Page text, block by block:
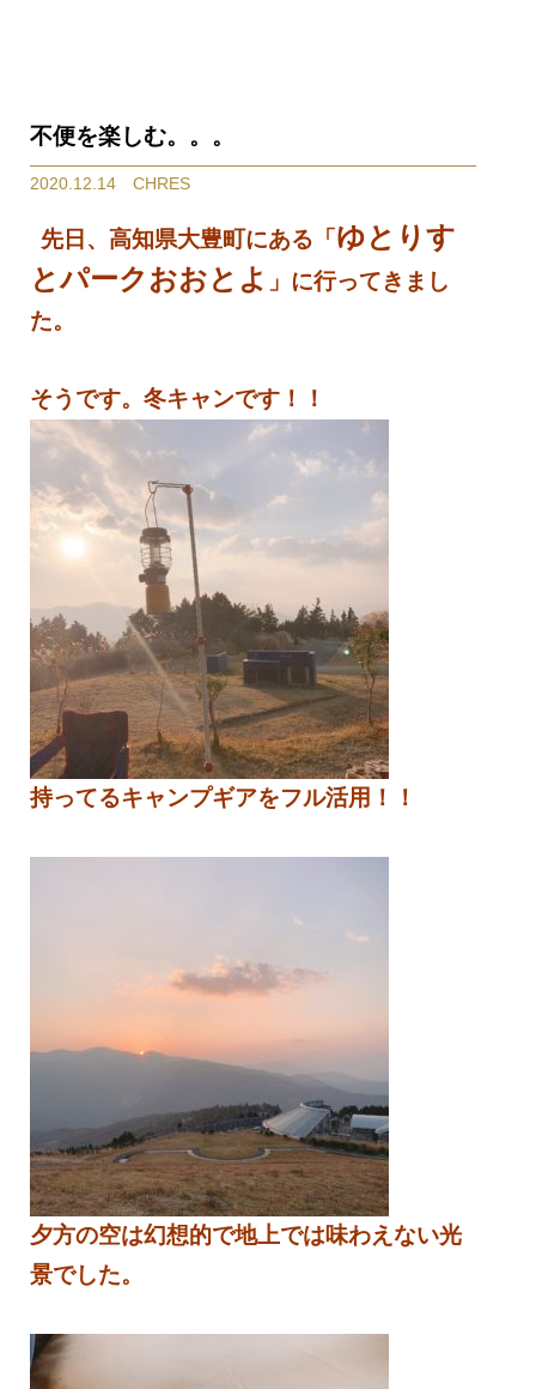
不便を楽しむ。。。
2020.12.14 CHRES
先日、高知県大豊町にある「 ゆとりす
とパークおおとよ 」に行ってきまし
た。
そうです。冬キャンです！！
持ってるキャンプギアをフル活用！！
夕方の空は幻想的で地上では味わえない光
景でした。